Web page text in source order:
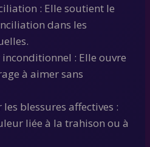
: Elle soutient le
dans les
inconditionnel : Elle ouvre
à aimer sans
blessures affectives :
liée à la trahison ou à